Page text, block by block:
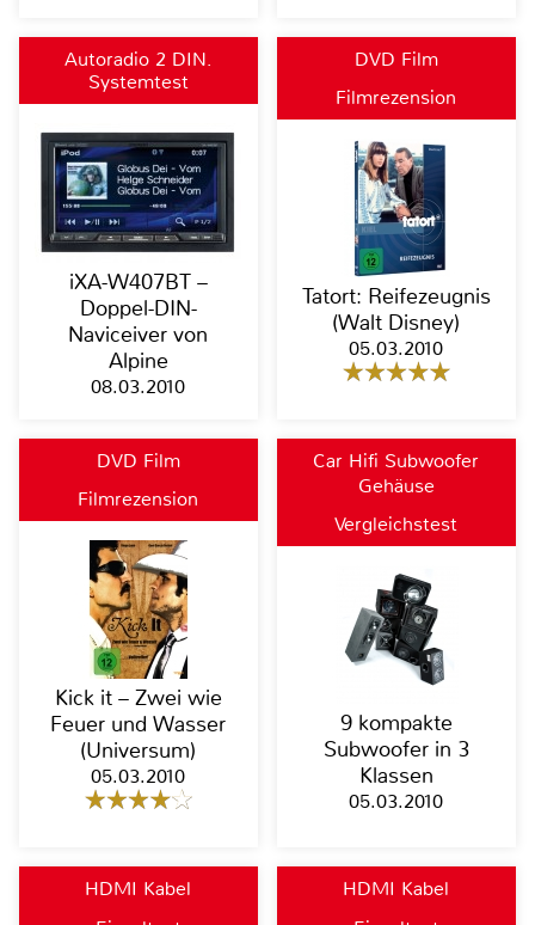
Autoradio 2 DIN,
Moniceiver, Naviceiver,
Bluetooth
Systemtest
iXA-W407BT –
Doppel-DIN-
Naviceiver von
Alpine
08.03.2010
DVD Film
Filmrezension
Tatort: Reifezeugnis
(Walt Disney)
05.03.2010
DVD Film
Filmrezension
Kick it – Zwei wie
Feuer und Wasser
(Universum)
05.03.2010
Car Hifi Subwoofer
Gehäuse
Vergleichstest
9 kompakte
Subwoofer in 3
Klassen
05.03.2010
HDMI Kabel
HDMI Kabel